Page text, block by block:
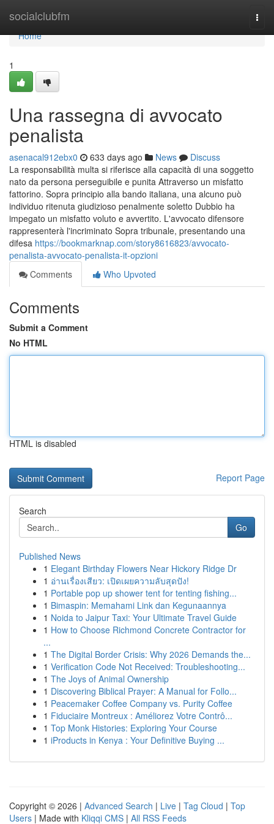
socialclubfm
Home
Home
1
Una rassegna di avvocato
penalista
asenacal912ebx0 633 days ago News
Discuss
La responsabilità multa si riferisce alla capacità di una soggetto
nato da persona perseguibile e punita Attraverso un misfatto
fattorino. Sopra principio alla bando italiana, una alcuno può
individuo ritenuta giudizioso penalmente soletto Dubbio ha
impegato un misfatto voluto e avvertito. L'avvocato difensore
rappresenterà l'incriminato Sopra tribunale, presentando una
difesa https://bookmarknap.com/story8616823/avvocato-
penalista-avvocato-penalista-it-opzioni
Comments
Who Upvoted
Comments
Submit a Comment
No HTML
HTML is disabled
Report Page
Search
Go
Published News
1 Elegant Birthday Flowers Near Hickory Ridge Dr
1 อ่านเรื่องเสียว: เปิดเผยความลับสุดปัง!
1 Portable pop up shower tent for tenting fishing...
1 Bimaspin: Memahami Link dan Kegunaannya
1 Noida to Jaipur Taxi: Your Ultimate Travel Guide
1 How to Choose Richmond Concrete Contractor for
...
1 The Digital Border Crisis: Why 2026 Demands the...
1 Verification Code Not Received: Troubleshooting...
1 The Joys of Animal Ownership
1 Discovering Biblical Prayer: A Manual for Follo...
1 Peacemaker Coffee Company vs. Purity Coffee
1 Fiduciaire Montreux : Améliorez Votre Contrô...
1 Top Monk Histories: Exploring Your Course
1 iProducts in Kenya : Your Definitive Buying ...
Copyright © 2026 | Advanced Search | Live | Tag Cloud | Top
Users | Made with Kliqqi CMS | All RSS Feeds